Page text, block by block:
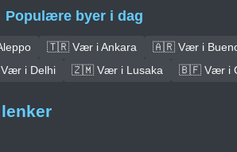
Populære byer i dag
🇹🇷 Vær i Ankara 🇦🇷 Vær i
i Delhi 🇿🇲 Vær i Lusaka 🇧🇫 Vær i